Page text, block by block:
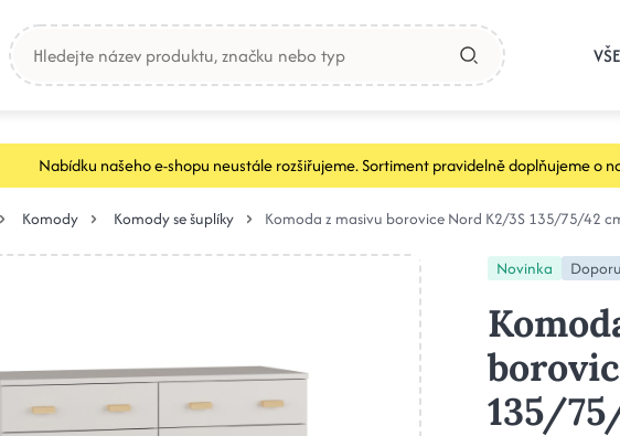
Nabídku našeho e-shopu neustále rozšiřujeme. Sortiment pravidelně doplňujeme o
Komody Komody se šuplíky Komoda z masivu borovice Nord K2/3S 135/75/42
Novinka
135/